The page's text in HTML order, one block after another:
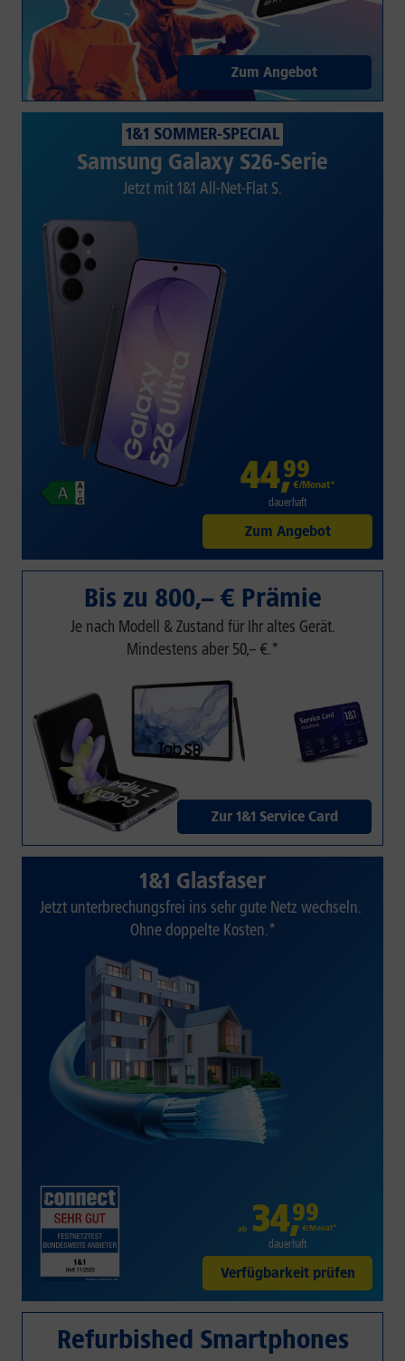
Zum Angebot
1&1 SOMMER-SPECIAL
Samsung Galaxy S26-Serie
Jetzt mit 1&1 All-Net-Flat S.
44,99
€/Monat*
dauerhaft
Zum Angebot
Bis zu 800,– € Prämie
Je nach Modell & Zustand für Ihr altes Gerät.
Mindestens aber 50,– €.*
Zur 1&1 Service Card
1&1 Glasfaser
Jetzt unterbrechungsfrei ins sehr gute Netz wechseln.
Ohne doppelte Kosten.*
ab 34,99
€/Monat*
dauerhaft
Verfügbarkeit prüfen
Refurbished Smartphones